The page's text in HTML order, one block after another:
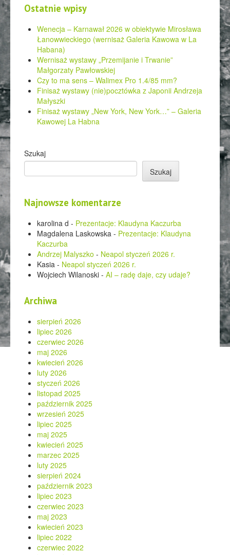
Ostatnie wpisy
Wenecja – Karnawał 2026 w obiektywie Mirosława
Łanowwieckiego (wernisaż Galeria Kawowa w La
Habana)
Wernisaż wystawy „Przemijanie i Trwanie”
Małgorzaty Pawłowskiej
Czy to ma sens – Walimex Pro 1.4/85 mm?
Finisaż wystawy (nie)pocztówka z Japonii Andrzeja
Małyszki
Finisaż wystawy „New York, New York…” – Galeria
Kawowej La Habna
Szukaj
Szukaj
Najnowsze komentarze
karolina d - Prezentacje: Klaudyna Kaczurba
Magdalena Laskowska - Prezentacje: Klaudyna
Kaczurba
Andrzej Malyszko - Neapol styczeń 2026 r.
Kasia - Neapol styczeń 2026 r.
Wojciech Wilanoski -AI – radę daje, czy udaje?
Archiwa
sierpień 2026
lipiec 2026
czerwiec 2026
maj 2026
kwiecień 2026
luty 2026
styczeń 2026
listopad 2025
październik 2025
wrzesień 2025
lipiec 2025
maj 2025
kwiecień 2025
marzec 2025
luty 2025
sierpień 2024
październik 2023
lipiec 2023
czerwiec 2023
maj 2023
kwiecień 2023
lipiec 2022
czerwiec 2022